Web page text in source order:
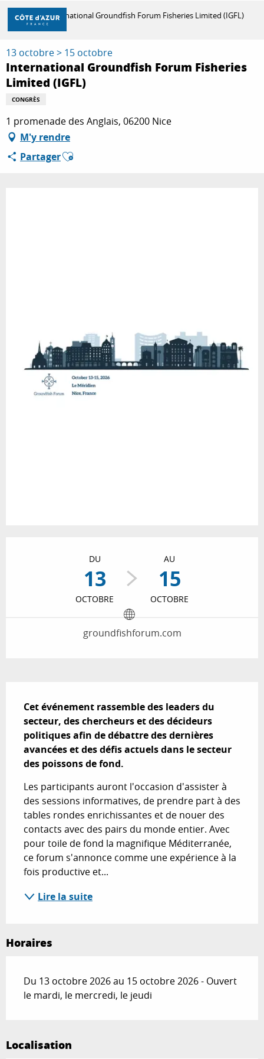
Aller
contenu
principal
DÉCOUVRIR
À FAIRE
SÉJOURNER
Accueil International Groundfish Forum Fisheries Limited (IGFL)
13 octobre > 15 octobre
International Groundfish Forum Fisheries
Limited (IGFL)
CONGRÈS
1 promenade des Anglais, 06200 Nice
M'y rendre
PartagerAjouter aux favoris
DU
13
OCTOBRE
AU
15
OCTOBRE
groundfishforum.com
Cet événement rassemble des leaders du
secteur, des chercheurs et des décideurs
politiques afin de débattre des dernières
avancées et des défis actuels dans le secteur
des poissons de fond.
Les participants auront l'occasion d'assister à
des sessions informatives, de prendre part à des
tables rondes enrichissantes et de nouer des
contacts avec des pairs du monde entier. Avec
pour toile de fond la magnifique Méditerranée,
ce forum s'annonce comme une expérience à la
fois productive et...
Lire la suite
Horaires
Du 13 octobre 2026 au 15 octobre 2026 - Ouvert
le mardi, le mercredi, le jeudi
Localisation